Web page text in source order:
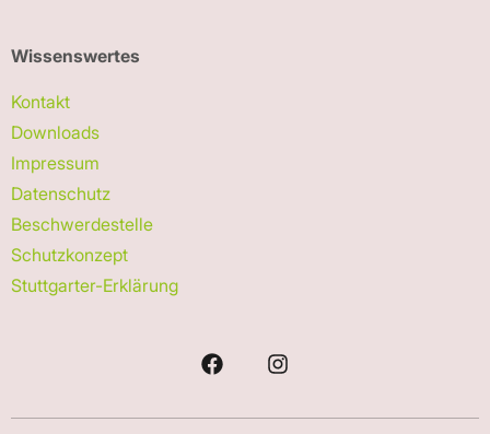
Wissenswertes
Kontakt
Downloads
Impressum
Datenschutz
Beschwerdestelle
Schutzkonzept
Stuttgarter-Erklärung